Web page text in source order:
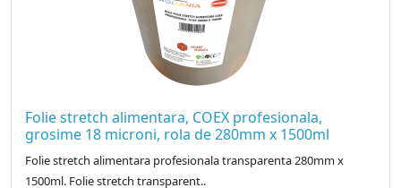
Folie stretch alimentara, COEX profesionala,
grosime 18 microni, rola de 280mm x 1500ml
Folie stretch alimentara profesionala transparenta 280mm x
1500ml. Folie stretch transparent..